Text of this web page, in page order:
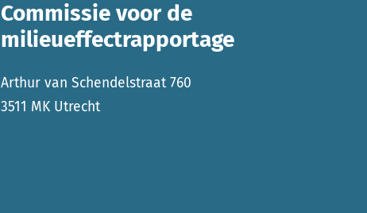
Commissie voor de
milieueffectrapportage
Arthur van Schendelstraat 760
3511 MK Utrecht